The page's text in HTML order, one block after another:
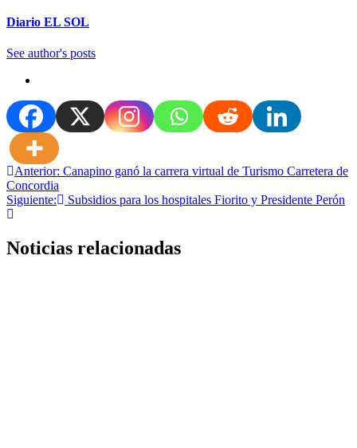
Diario EL SOL
See author's posts
Navegación
de
entradas
Anterior: Canapino ganó la carrera virtual de Turismo Carretera de
Concordia
Siguiente:
Subsidios para los hospitales Fiorito y Presidente Perón
Noticias relacionadas